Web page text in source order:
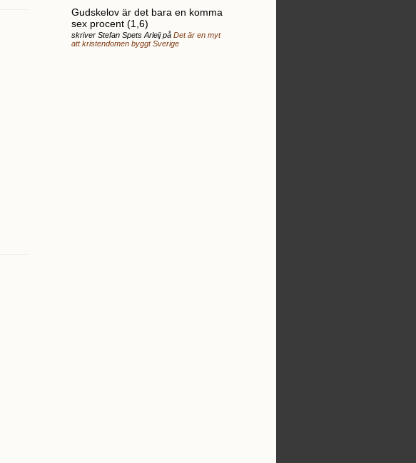
Gudskelov är det bara en komma
sex procent (1,6)
skriver Stefan Spets Arleij på Det är en myt
att kristendomen byggt Sverige